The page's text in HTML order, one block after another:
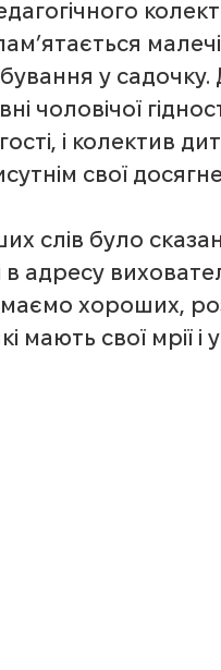
у садочку.
чоловічої
гості, і колектив
свої
слів було
і в адресу
хороших,
мають свої мрії